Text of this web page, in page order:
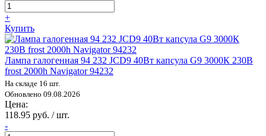
+
Купить
Лампа галогенная 94 232 JCD9 40Вт капсула G9 3000К 230В
frost 2000h Navigator 94232
На складе 16 шт.
Обновлено 09.08.2026
Цена:
118.95 руб. / шт.
-